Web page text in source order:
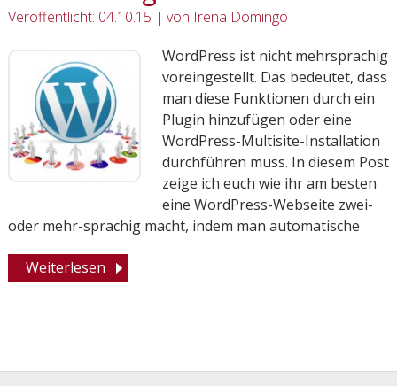
Veröffentlicht: 04.10.15 | von Irena Domingo
WordPress ist nicht mehrsprachig
voreingestellt. Das bedeutet, dass
man diese Funktionen durch ein
Plugin hinzufügen oder eine
WordPress-Multisite-Installation
durchführen muss. In diesem Post
zeige ich euch wie ihr am besten
eine WordPress-Webseite zwei-
oder mehr-sprachig macht, indem man automatische
Weiterlesen